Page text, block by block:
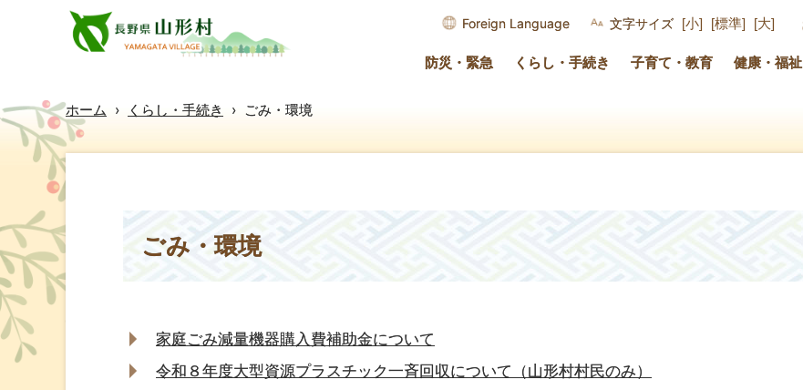
Foreign Language 文字サイズ [小] [標準] [大]
防災・緊急 くらし・手続き 子育て・教育 健康・福祉
ホーム › くらし・手続き › ごみ・環境
ごみ・環境
家庭ごみ減量機器購入費補助金について
令和８年度大型資源プラスチック一斉回収について（山形村村民のみ）